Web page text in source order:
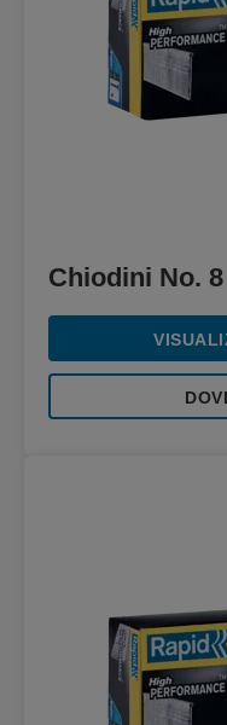
Chiodini No.